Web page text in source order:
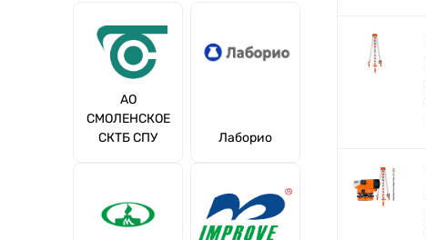
АО
СМОЛЕНСКОЕ
СКТБ СПУ
Лаборио